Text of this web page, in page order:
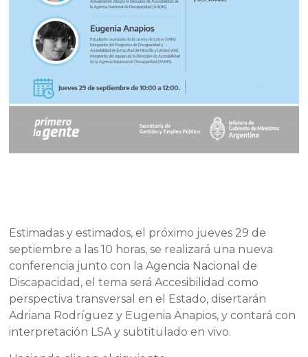
Estimadas y estimados, el próximo jueves 29 de
septiembre a las 10 horas, se realizará una nueva
conferencia junto con la Agencia Nacional de
Discapacidad, el tema será Accesibilidad como
perspectiva transversal en el Estado, disertarán
Adriana Rodríguez y Eugenia Anapios, y contará con
interpretación LSA y subtitulado en vivo.